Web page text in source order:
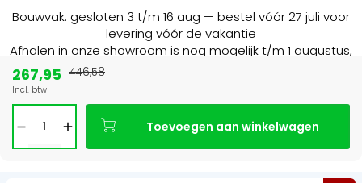
Bouwvak: gesloten 3 t/m 16 aug — bestel vóór 27 juli voor
levering vóór de vakantie
Afhalen in onze showroom is nog mogelijk t/m 1 augustus,
267,95
Incl. btw
446,58
Toevoegen aan winkelwagen